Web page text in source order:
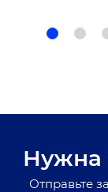
Нужна
Отправьте